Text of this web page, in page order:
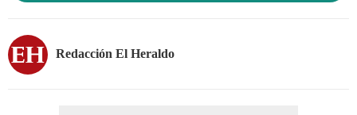
Redacción El Heraldo